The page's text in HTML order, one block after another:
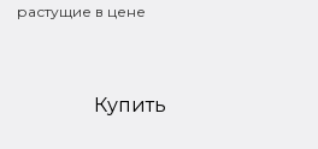
растущие в цене
Купить